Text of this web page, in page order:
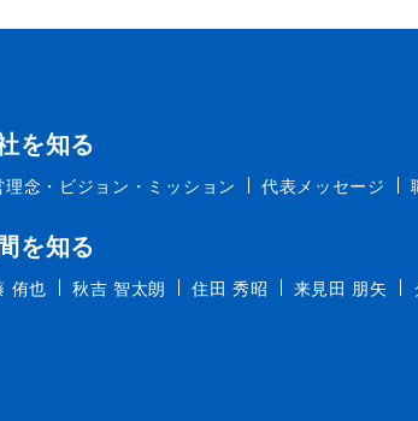
を知る
理念・ビジョン・ミッション 代表メッセージ
を知る
侑也 秋吉 智太朗 住田 秀昭 来見田 朋矢